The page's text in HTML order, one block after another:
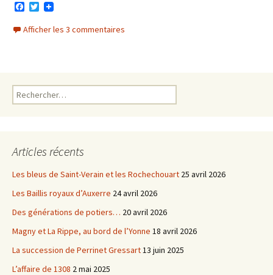
c
e
T
i
t
Afficher les 3 commentaires
Rechercher :
Articles récents
Les bleus de Saint-Verain et les Rochechouart 25 avril 2026
Les Baillis royaux d’Auxerre 24 avril 2026
Des générations de potiers… 20 avril 2026
Magny et La Rippe, au bord de l’Yonne 18 avril 2026
La succession de Perrinet Gressart13 juin 2025
L’affaire de 1308 2 mai 2025